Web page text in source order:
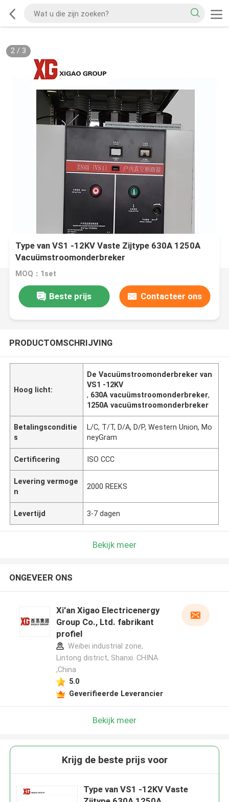
2/ 3
Type van VS1 -12KV Vaste Zijtype 630A 1250A
Vacuümstroomonderbreker
MOQ：1set
Beste prijs Contacteer ons
PRODUCTOMSCHRIJVING
Hoog licht:
De Vacuümstroomonderbreker van
VS1 -12KV
, 630A vacuümstroomonderbreker,
1250A vacuümstroomonderbreker
Betalingsconditie
s
L/C, T/T, D/A, D/P, Western Union, Mo
neyGram
Certificering ISO CCC
Levering vermoge
n
2000 REEKS
Levertijd 3-7 dagen
Bekijk meer
ONGEVEER ONS
Xi'an Xigao Electricenergy
Group Co., Ltd. fabrikant
profiel
Weibei industrial zone,
Lintong district, Shanxi. CHINA
,China
5.0
Geverifieerde Leverancier
Bekijk meer
Krijg de beste prijs voor
Type van VS1 -12KV Vaste